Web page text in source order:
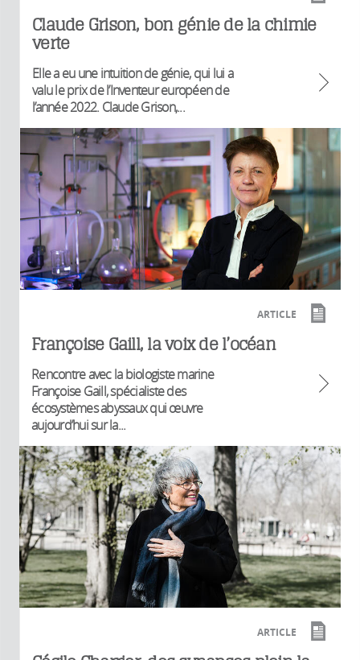
Claude Grison, bon génie de la chimie
verte
Elle a eu une intuition de génie, qui lui a
valu le prix de l’Inventeur européen de
l’année 2022. Claude Grison,...
ARTICLE
Françoise Gaill, la voix de l’océan
Rencontre avec la biologiste marine
Françoise Gaill, spécialiste des
écosystèmes abyssaux qui œuvre
aujourd’hui sur la...
ARTICLE